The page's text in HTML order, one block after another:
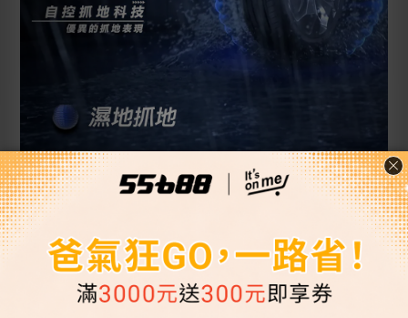
55688保修 GOODYEAR旗艦店
安心五顧服務